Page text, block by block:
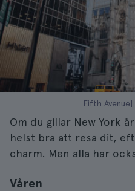
Fifth
Om du gillar New York
helst bra att resa dit,
charm. Men alla har
Våren